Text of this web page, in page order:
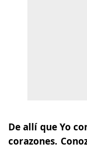
De allí que Yo
corazones.